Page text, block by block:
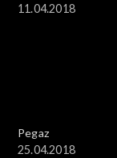
11.04.2018
Pegaz
25.04.2018